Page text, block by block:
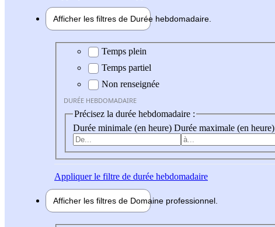
Afficher les filtres de Durée hebdomadaire
Durée hebdomadaire
Temps plein
Temps partiel
Non renseignée
DURÉE HEBDOMADAIRE
Précisez la durée hebdomadaire :
Durée minimale (en heure) Durée maximale (en heure)
Appliquerle filtre de durée hebdomadaire
Afficher les filtres de Domaine professionnel